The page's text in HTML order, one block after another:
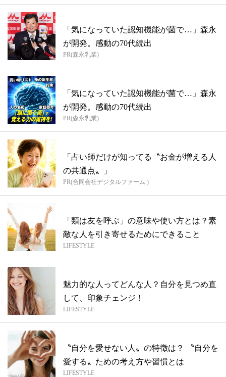
「気になっていた認知機能が菌で…」森永
が開発。感動の70代続出
PR(森永乳業)
「気になっていた認知機能が菌で…」森永
が開発。感動の70代続出
PR(森永乳業)
「占い師だけが知ってる〝お金が増える人
の共通点〟」
PR(合同会社デジタルファーム )
「類は友を呼ぶ」の意味や使い方とは？素
敵な人を引き寄せるためにできること
LIFESTYLE
魅力的な人ってどんな人？自分を見つめ直
して、印象チェンジ！
LIFESTYLE
〝自分を愛せない人〟の特徴は？ 〝自分を
愛する〟ための考え方や習慣とは
LIFESTYLE